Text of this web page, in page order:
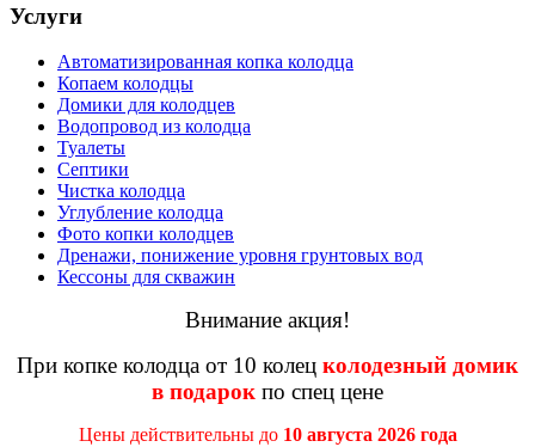
Услуги
Автоматизированная копка колодца
Копаем колодцы
Домики для колодцев
Водопровод из колодца
Туалеты
Септики
Чистка колодца
Углубление колодца
Фото копки колодцев
Дренажи, понижение уровня грунтовых вод
Кессоны для скважин
Внимание акция!
При копке колодца от 10 колец колодезный домик
в подарок по спец цене
Цены действительны до 10 августа 2026 года